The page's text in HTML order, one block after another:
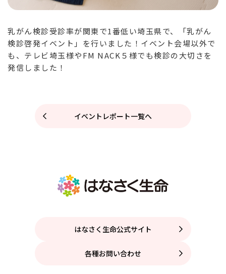
乳がん検診受診率が関東で1番低い埼玉県で、「乳がん
検診啓発イベント」を行いました！イベント会場以外で
も、テレビ埼玉様やFM NACK５様でも検診の大切さを
発信しました！
イベントレポート一覧へ
はなさく生命公式サイト
各種お問い合わせ